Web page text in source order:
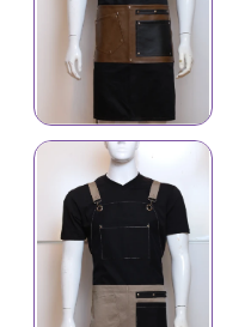
İş önlüyü 4631